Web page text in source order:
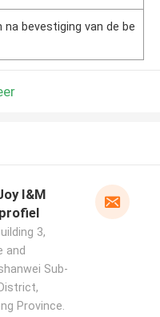
na bevestiging van de be
I&M
3,
and
Sub-
Province.